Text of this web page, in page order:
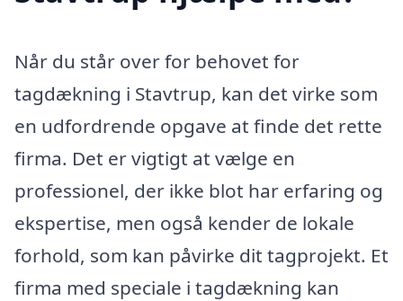
Når du står over for behovet for
tagdækning i Stavtrup, kan det virke som
en udfordrende opgave at finde det rette
firma. Det er vigtigt at vælge en
professionel, der ikke blot har erfaring og
ekspertise, men også kender de lokale
forhold, som kan påvirke dit tagprojekt. Et
firma med speciale i tagdækning kan